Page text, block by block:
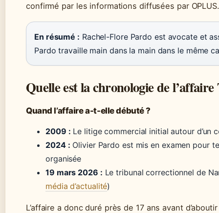
confirmé par les informations diffusées par OPLUS.
En résumé : Rachel-Flore Pardo est avocate et
Pardo travaille main dans la main dans le même
Quelle est la chronologie de
Quand l’affaire a-t-elle débuté ?
2009 : Le litige commercial initial autour d’un
2024 : Olivier Pardo est mis en examen pour
organisée
19 mars 2026 : Le tribunal correctionnel de
média d’actualité)
L’affaire a donc duré près de 17 ans avant